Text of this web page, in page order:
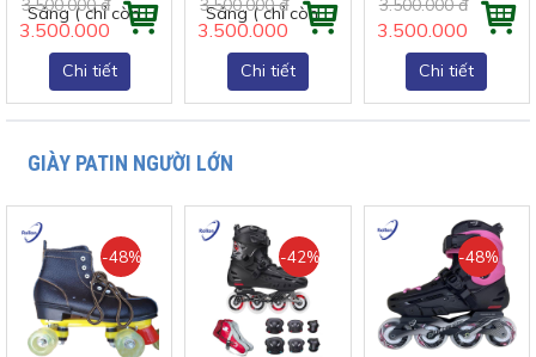
Sáng ( chỉ còn...
3.500.000 đ
3.500.000 đ
Chi tiết
Sáng ( chỉ còn...
3.500.000 đ
3.500.000 đ
Chi tiết
3.500.000 đ
3.500.000 đ
Chi tiết
GIÀY PATIN NGƯỜI LỚN
-48% -42% -48%